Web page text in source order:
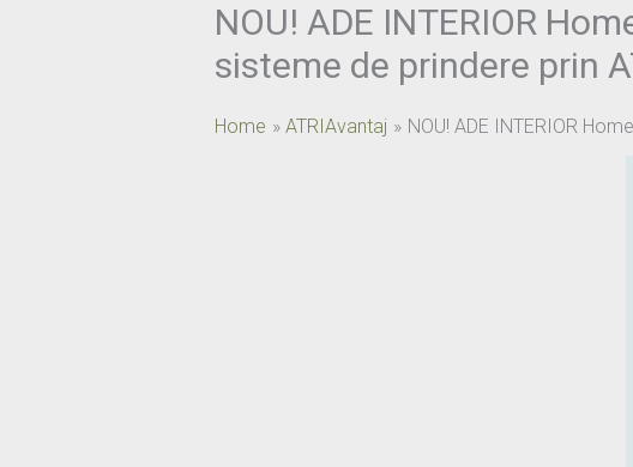
NOU! ADE INTERIOR
sisteme de prindere prin
Home ATRIAvantaj NOU! ADE INTERIOR